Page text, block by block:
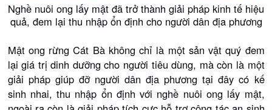
Nghề nuôi ong lấy mật đã trở thành giải pháp kinh tế hiệu
quả, đem lại thu nhập ổn định cho người dân địa phương
Mật ong rừng Cát Bà không chỉ là một sản vật quý đem
lại giá trị dinh dưỡng cho người tiêu dùng, mà còn là một
giải pháp giúp đỡ người dân địa phương tại đây có kế
sinh nhai, thu nhập ổn định với nghề nuôi ong lấy mật,